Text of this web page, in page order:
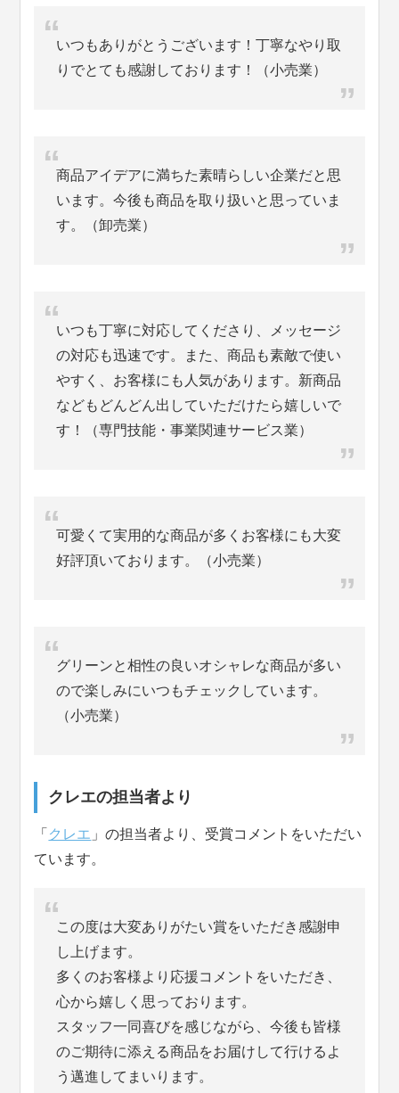
いつもありがとうございます！丁寧なやり取
りでとても感謝しております！（小売業）
商品アイデアに満ちた素晴らしい企業だと思
います。今後も商品を取り扱いと思っていま
す。（卸売業）
いつも丁寧に対応してくださり、メッセージ
の対応も迅速です。また、商品も素敵で使い
やすく、お客様にも人気があります。新商品
などもどんどん出していただけたら嬉しいで
す！（専門技能・事業関連サービス業）
可愛くて実用的な商品が多くお客様にも大変
好評頂いております。（小売業）
グリーンと相性の良いオシャレな商品が多い
ので楽しみにいつもチェックしています。
（小売業）
クレエの担当者より
「 クレエ 」の担当者より、受賞コメントをいただい
ています。
この度は大変ありがたい賞をいただき感謝申
し上げます。
多くのお客様より応援コメントをいただき、
心から嬉しく思っております。
スタッフ一同喜びを感じながら、今後も皆様
のご期待に添える商品をお届けして行けるよ
う邁進してまいります。